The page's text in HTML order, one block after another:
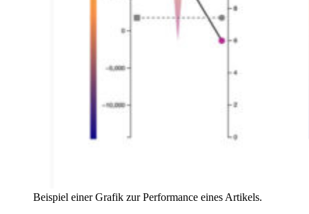
Beispiel einer Grafik zur Performance eines Artikels.